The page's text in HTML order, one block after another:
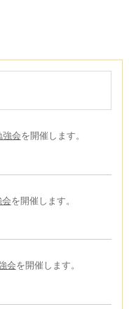
強会を開催します。
を開催します。
会を開催します。